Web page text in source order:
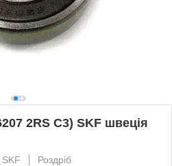
2RS C3) SKF швеція
Роздріб